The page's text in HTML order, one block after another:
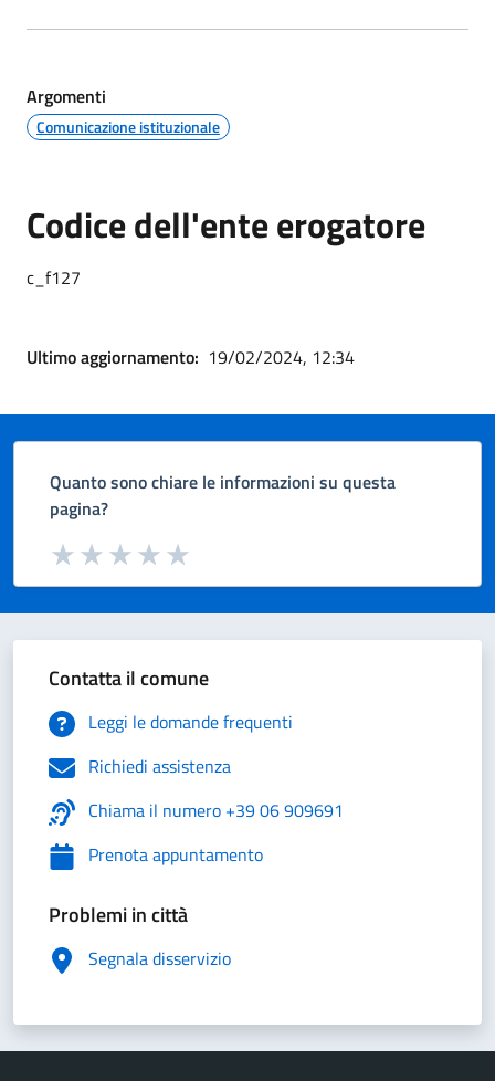
Argomenti
Comunicazione istituzionale
Codice dell'ente erogatore
c_f127
Ultimo aggiornamento: 19/02/2024, 12:34
Quanto sono chiare le informazioni su questa
pagina?
Valuta da 1 a 5 stelle la pagina
Valuta 5 stelle su 5
Valuta 4 stelle su 5
Valuta 3 stelle su 5
Valuta 2 stelle su 5
Valuta 1 stelle su 5
Contatta il comune
Leggi le domande frequenti
Richiedi assistenza
Chiama il numero +39 06 909691
Prenota appuntamento
Problemi in città
Segnala disservizio